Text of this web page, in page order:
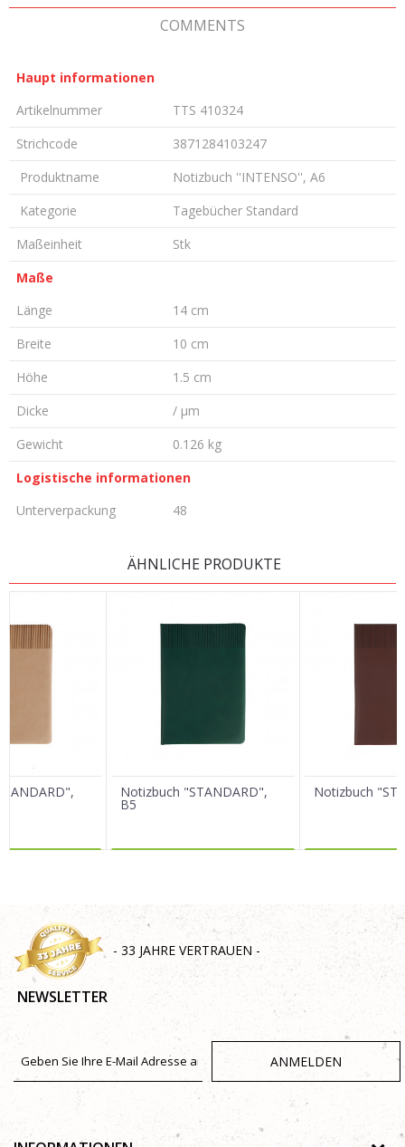
COMMENTS
Haupt informationen
Artikelnummer
TTS 410324
Strichcode
3871284103247
Produktname
Notizbuch ''INTENSO'', A6
Kategorie
Tagebücher Standard
Maßeinheit
Stk
Maße
Länge
14 cm
Breite
10 cm
Höhe
1.5 cm
Dicke
/ µm
Gewicht
0.126 kg
Logistische informationen
Unterverpackung
48
ÄHNLICHE PRODUKTE
Notizbuch "STANDARD",
B5
Notizbuch
- 33 JAHRE VERTRAUEN -
NEWSLETTER
ANMELDEN